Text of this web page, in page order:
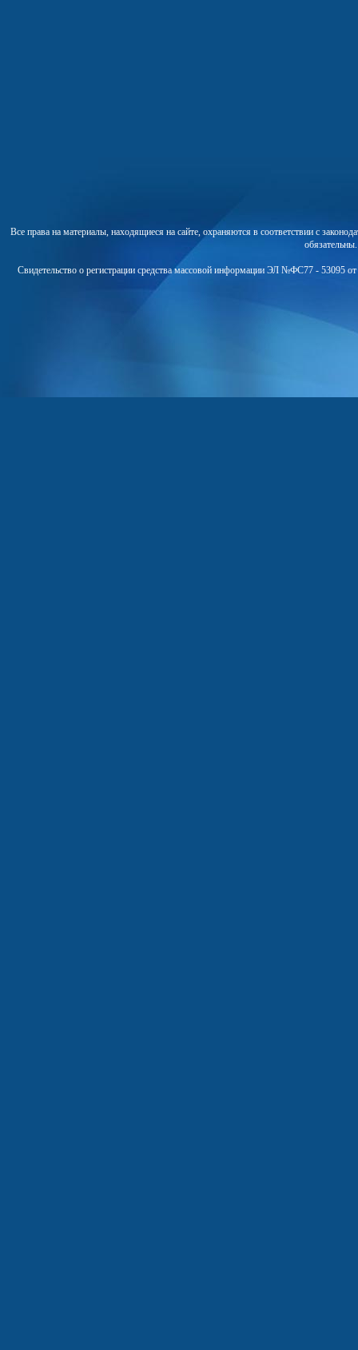
Все права на материалы, находящиеся на сайте, охраняются в соответствии с
Свидетельство о регистрации средства массовой информации ЭЛ №ФС77 - 53095